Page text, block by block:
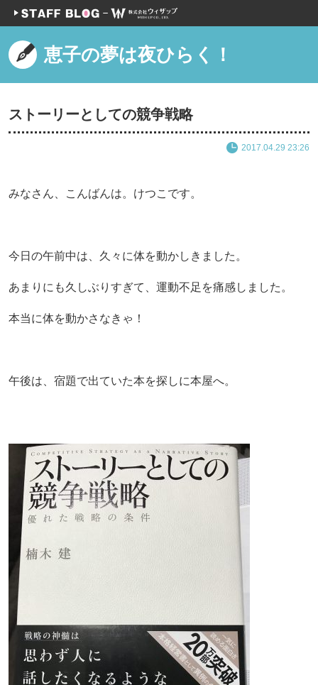
恵子の夢は夜ひらく！
ストーリーとしての競争戦略
2017.04.29 23:26
みなさん、こんばんは。けつこです。
今日の午前中は、久々に体を動かしきました。
あまりにも久しぶりすぎて、運動不足を痛感しました。
本当に体を動かさなきゃ！
午後は、宿題で出ていた本を探しに本屋へ。